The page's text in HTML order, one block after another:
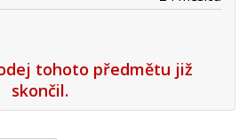
tohoto předmětu již
skončil.